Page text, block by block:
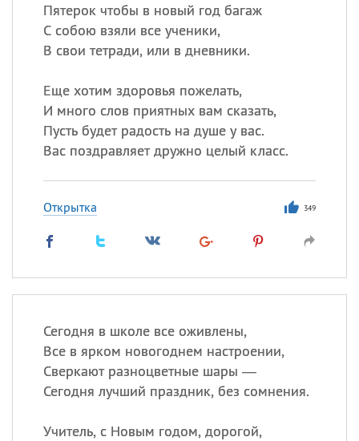
Пятерок чтобы в новый год багаж
С собою взяли все ученики,
В свои тетради, или в дневники.
Еще хотим здоровья пожелать,
И много слов приятных вам сказать,
Пусть будет радость на душе у вас.
Вас поздравляет дружно целый класс.
Открытка 349
Сегодня в школе все оживлены,
Все в ярком новогоднем настроении,
Сверкают разноцветные шары —
Сегодня лучший праздник, без сомнения.
Учитель, с Новым годом, дорогой,